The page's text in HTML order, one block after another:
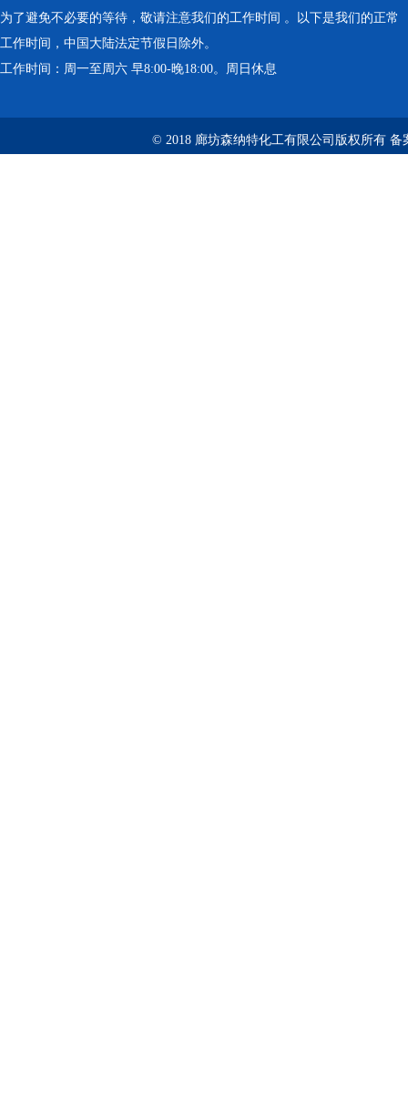
为了避免不必要的等待，敬请注意我们的工作时间 。以下是我们的正常
工作时间，中国大陆法定节假日除外。
工作时间：周一至周六 早8:00-晚18:00。周日休息
© 2018 廊坊森纳特化工有限公司版权所有 备